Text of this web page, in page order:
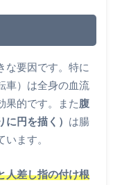
な要因です。特に
車）は全身の血流
果的です。また腹
円を描く） は腸
ます。
人差し指の付け根